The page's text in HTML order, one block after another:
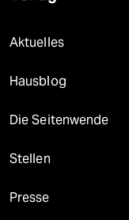
Aktuelles
Hausblog
Die Seitenwende
Stellen
Presse